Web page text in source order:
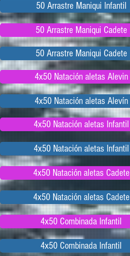
50 Arrastre Maniqui Infantil
50 Arrastre Maniqui Cadete
50 Arrastre Maniqui Cadete
4x50 Natación aletas Alevin
4x50 Natación aletas Alevín
4x50 Natación aletas Infantil
4x50 Natación aletas Infantil
4x50 Natación aletas Cadete
4x50 Natación aletas Cadete
4x50 Combinada Infantil
4x50 Combinada Infantil